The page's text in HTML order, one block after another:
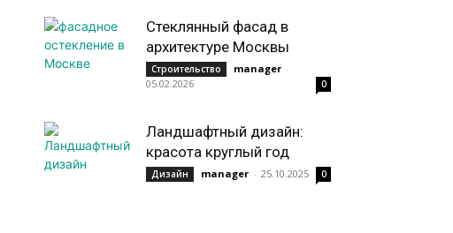
Стеклянный фасад в
архитектуре Москвы
Строительство manager -
05.02.2026
0
Ландшафтный дизайн:
красота круглый год
Дизайн manager - 25.10.2025 0